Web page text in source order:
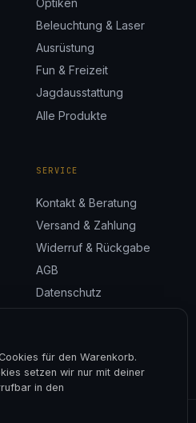
Beleuchtung & Laser
Ausrüstung
Fun & Freizeit
Jagdausstattung
Alle Produkte
SERVICE
Kontakt & Beratung
Versand & Zahlung
Widerruf & Rückgabe
AGB
Datenschutz
für den Warenkorb.
setzen wir nur mit deiner
in den